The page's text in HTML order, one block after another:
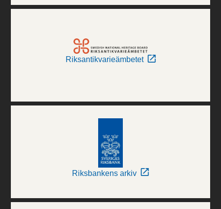
Riksantikvarieämbetet
Riksbankens arkiv